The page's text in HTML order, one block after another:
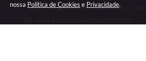
nossa Política de Cookies e Privacidade.
Versão do Sistema:3.5.3 - 19/